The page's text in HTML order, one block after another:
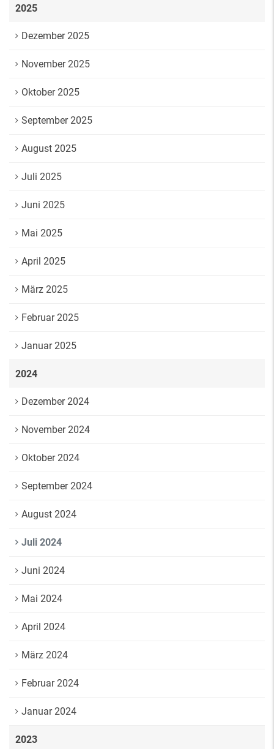
2025
Dezember 2025
November 2025
Oktober 2025
September 2025
August 2025
Juli 2025
Juni 2025
Mai 2025
April 2025
März 2025
Februar 2025
Januar 2025
2024
Dezember 2024
November 2024
Oktober 2024
September 2024
August 2024
Juli 2024
Juni 2024
Mai 2024
April 2024
März 2024
Februar 2024
Januar 2024
2023